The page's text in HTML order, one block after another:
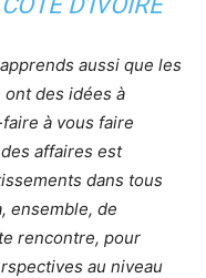
aussi que les
des idées à
à vous faire
affaires est
dans tous
ensemble, de
rencontre, pour
au niveau